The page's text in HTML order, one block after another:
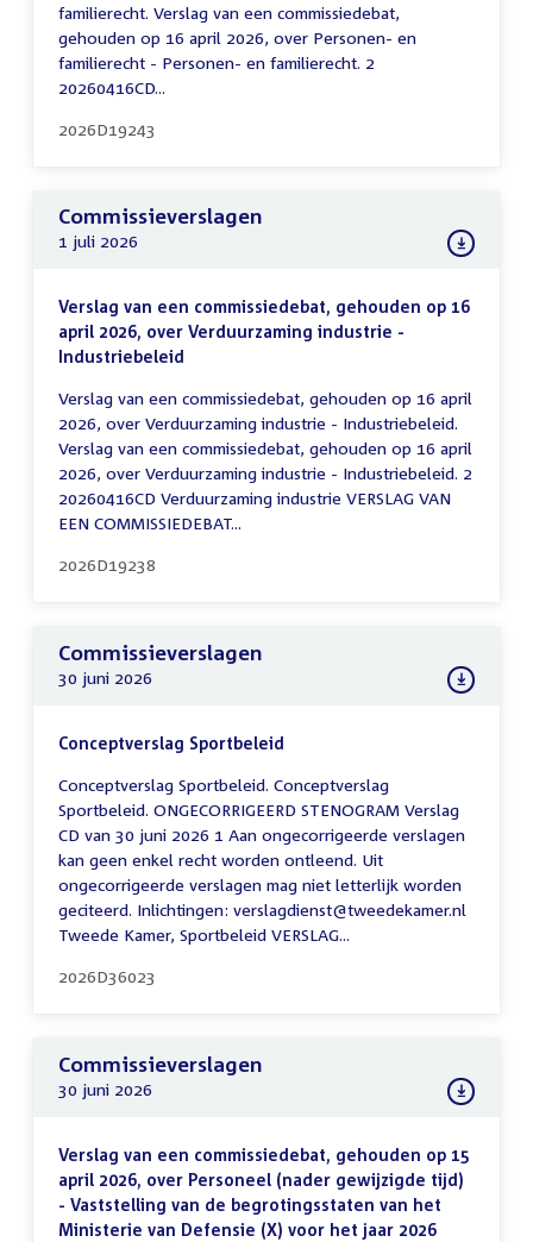
familierecht. Verslag van een commissiedebat,
gehouden op 16 april 2026, over Personen- en
familierecht - Personen- en familierecht. 2
20260416CD...
2026D19243
Commissieverslagen
1 juli 2026
Verslag van een commissiedebat, gehouden op 16
april 2026, over Verduurzaming industrie -
Industriebeleid
Verslag van een commissiedebat, gehouden op 16 april
2026, over Verduurzaming industrie - Industriebeleid.
Verslag van een commissiedebat, gehouden op 16 april
2026, over Verduurzaming industrie - Industriebeleid. 2
20260416CD Verduurzaming industrie VERSLAG VAN
EEN COMMISSIEDEBAT...
2026D19238
Commissieverslagen
30 juni 2026
Conceptverslag Sportbeleid
Conceptverslag Sportbeleid. Conceptverslag
Sportbeleid. ONGECORRIGEERD STENOGRAM Verslag
CD van 30 juni 2026 1 Aan ongecorrigeerde verslagen
kan geen enkel recht worden ontleend. Uit
ongecorrigeerde verslagen mag niet letterlijk worden
geciteerd. Inlichtingen: verslagdienst@tweedekamer.nl
Tweede Kamer, Sportbeleid VERSLAG...
2026D36023
Commissieverslagen
30 juni 2026
Verslag van een commissiedebat, gehouden op 15
april 2026, over Personeel (nader gewijzigde tijd)
- Vaststelling van de begrotingsstaten van het
Ministerie van Defensie (X) voor het jaar 2026